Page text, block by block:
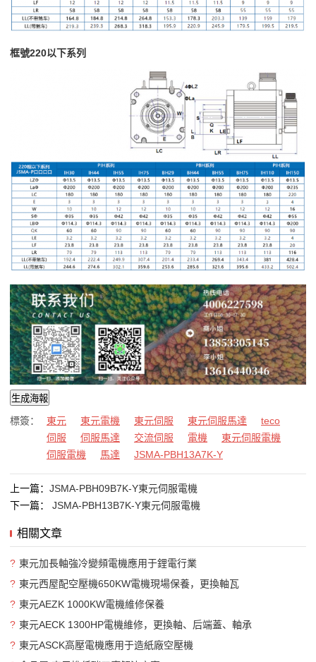
框號220以下系列
生成海報
標簽： 東元 東元電機 東元伺服 東元伺服馬達
teco
伺服
伺服馬達 交流伺服 電機
東元伺服電機
伺服電機
馬達 JSMA-PBH13A7K-Y
上一篇： JSMA-PBH09B7K-Y東元伺服電機
下一篇： JSMA-PBH13B7K-Y東元伺服電機
相關文章
? 東元加長軸強冷變頻電機應用于鋰電行業
? 東元西屋配空壓機650KW電機現場保養，更換軸瓦
? 東元AEZK 1000KW電機維修保養
? 東元AECK 1300HP電機維修，更換軸、后端蓋、軸承
? 東元ASCK高壓電機應用于造紙廠空壓機